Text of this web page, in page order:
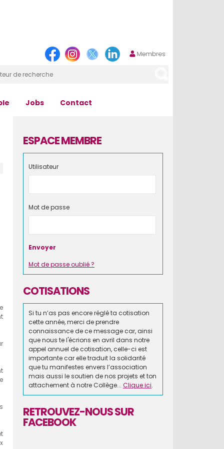
Jobs Contact
ESPACE MEMBRE
Utilisateur
Mot de passe
Mot de passe oublié ?
COTISATIONS
Si tu n’as pas encore réglé ta cotisation
cette année, merci de prendre
connaissance de ce message car, ainsi
que nous te l'écrions en avril dans notre
appel annuel de cotisation, celle-ci est
importante car elle traduit la solidarité
que tu manifestes envers l’association
mais aussi le soutien de nos projets et ton
attachement à notre Collège... Clique ici.
RETROUVEZ-NOUS SUR
FACEBOOK